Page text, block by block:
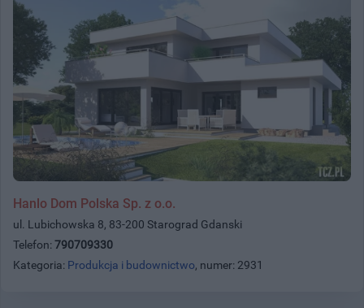
Hanlo Dom Polska Sp. z o.o.
ul. Lubichowska 8, 83-200 Starograd Gdanski
Telefon: 790709330
Kategoria: Produkcja i budownictwo, numer: 2931